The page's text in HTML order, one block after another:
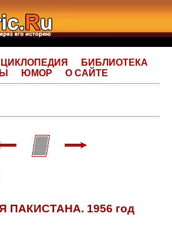
БИБЛИОТЕКА
ЮМОР О САЙТЕ
ПАКИСТАНА. 1956 год